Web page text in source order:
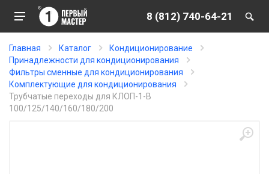
8 (812) 740-64-21
Главная Каталог
Кондиционирование
Принадлежности для кондиционирования
Фильтры сменные для кондиционирования
Комплектующие для кондиционирования
Трубчатые переходы для КЛОП-1-В
100/125/140/160/180/200